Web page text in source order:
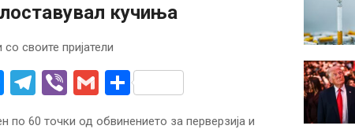
кучиња
своите пријатели
Messenger
Telegram
ViberGmailShare
по 60 точки од обвинението за перверзија и